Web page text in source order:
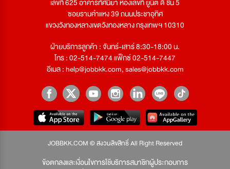
เลขที่ 625 อาคารทัศนียา ห้องเลขที่ ยูนิต ดี ชั้น 5
ซอยรามคำแหง 39 ถนนประชาอุทิศ
แขวงวังทองหลางเขตวังทองหลาง กรุงเทพฯ 10310
ฝ่ายบริการลูกค้า : จันทร์-เสาร์ 8:30-18:00 น.
โทร : 02-514-7474 แฟ็กซ์ 02-514-7447
อีเมล :help@jobbkk.com,sales@jobbkk.com
JOBBKK.COM © สงวนลิขสิทธิ์ All Right Reserved
ข้อตกลงและเงื่อนไขการใช้บริการสมาชิกผู้ประกอบการ